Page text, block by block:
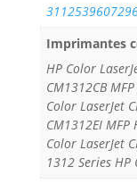
Imprimantes
HP Color
CM1312CB
Color LaserJet
CM1312EI MFP
Color LaserJet
1312 Series HP